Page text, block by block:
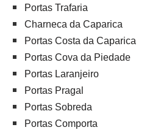
Portas Trafaria
Charneca da Caparica
Portas Costa da Caparica
Portas Cova da Piedade
Portas Laranjeiro
Portas Pragal
Portas Sobreda
Portas Comporta